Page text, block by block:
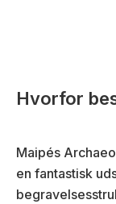
Hvorfor
Maipés
en fantastisk